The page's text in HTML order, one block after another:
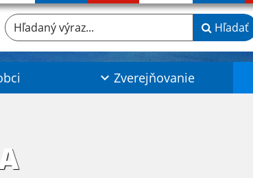
Hľadaný výraz... Hľadať
Zverejňovanie